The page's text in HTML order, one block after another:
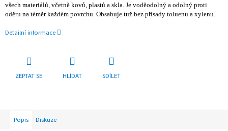
všech materiálů, včetně kovů, plastů a skla. Je voděodolný a odolný proti
oděru na téměr každém povrchu. Obsahuje tuž bez přísady toluenu a xylenu.
Detailní informace
ZEPTAT SE HLÍDAT SDÍLET
Popis Diskuze